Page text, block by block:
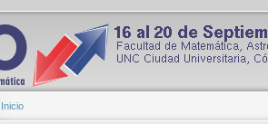
Inicio